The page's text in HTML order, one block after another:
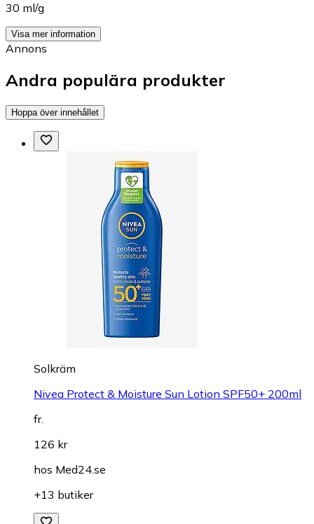
30 ml/g
Visa mer information
Annons
Andra populära produkter
Hoppa över innehållet
Solkräm
Nivea Protect & Moisture Sun Lotion SPF50+ 200ml
fr.
126 kr
hos Med24.se
+13 butiker